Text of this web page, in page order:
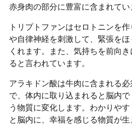
赤身肉の部分に豊富に含まれてい
トリプトファンはセロトニンを
や自律神経を刺激して、緊張を
くれます。また、気持ちを前向
ると言われています。
アラキドン酸は牛肉に含まれる
で、体内に取り込まれると脳内
う物質に変化します。わかりや
と脳内に、幸福を感じる物質が